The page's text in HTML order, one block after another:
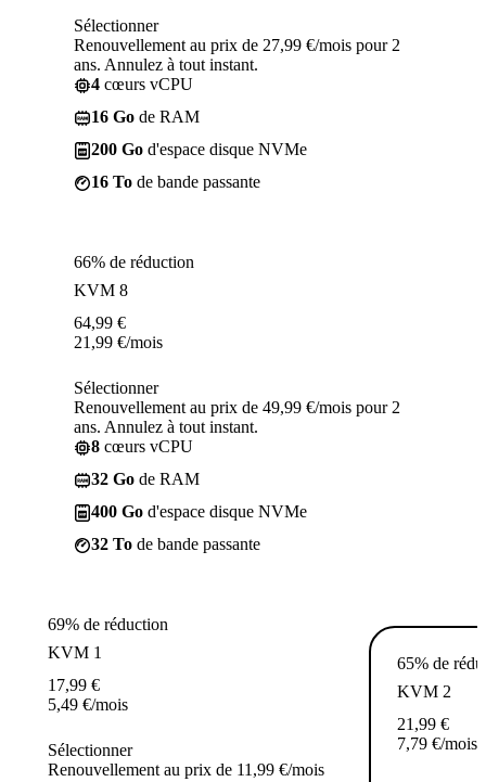
Sélectionner
Renouvellement au prix de 27,99 €/mois pour 2
ans. Annulez à tout instant.
4 cœurs vCPU
16 Go de RAM
200 Go d'espace disque NVMe
16 To de bande passante
66% de réduction
KVM 8
64,99 €
21,99 €/mois
Sélectionner
Renouvellement au prix de 49,99 €/mois pour 2
ans. Annulez à tout instant.
8 cœurs vCPU
32 Go de RAM
400 Go d'espace disque NVMe
32 To de bande passante
69% de réduction
KVM 1
17,99 €
5,49 €/mois
Sélectionner
Renouvellement au prix de 11,99 €/mois
65% de
KVM 2
21,99 €
7,79 €/mois